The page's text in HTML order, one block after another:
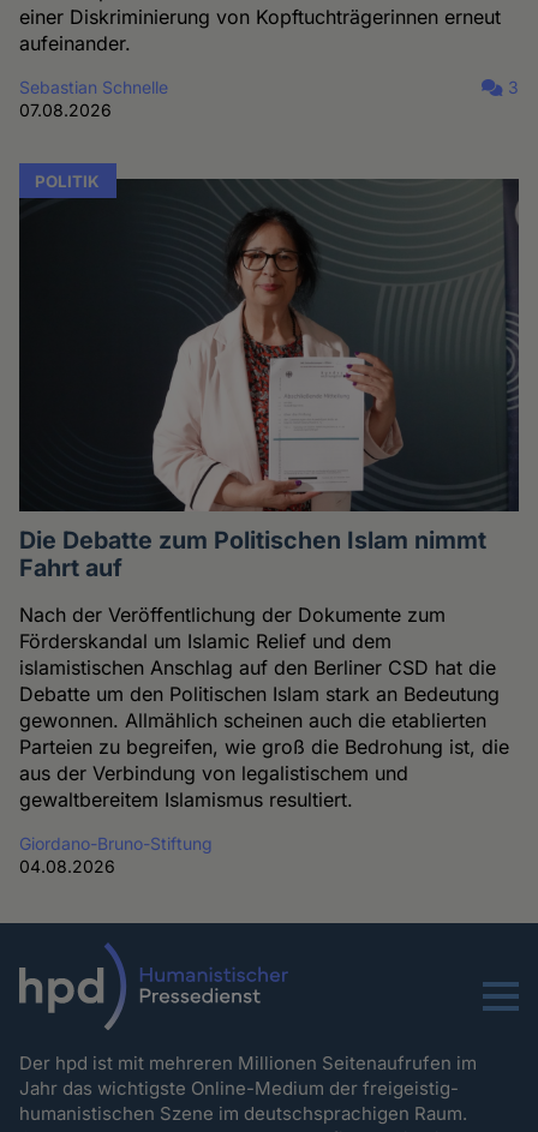
einer Diskriminierung von Kopftuchträgerinnen erneut
aufeinander.
Sebastian Schnelle
07.08.2026
3
POLITIK
Die Debatte zum Politischen Islam nimmt
Fahrt auf
Nach der Veröffentlichung der Dokumente zum
Förderskandal um Islamic Relief und dem
islamistischen Anschlag auf den Berliner CSD hat die
Debatte um den Politischen Islam stark an Bedeutung
gewonnen. Allmählich scheinen auch die etablierten
Parteien zu begreifen, wie groß die Bedrohung ist, die
aus der Verbindung von legalistischem und
gewaltbereitem Islamismus resultiert.
Giordano-Bruno-Stiftung
04.08.2026
Menu
Der hpd ist mit mehreren Millionen Seitenaufrufen im
Jahr das wichtigste Online-Medium der freigeistig-
humanistischen Szene im deutschsprachigen Raum.